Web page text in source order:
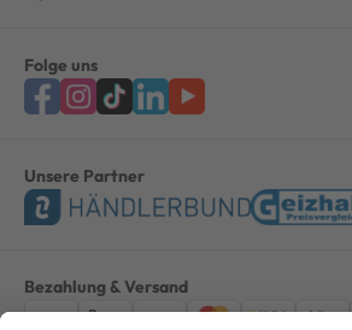
Folge uns
Unsere Partner
Bezahlung & Versand